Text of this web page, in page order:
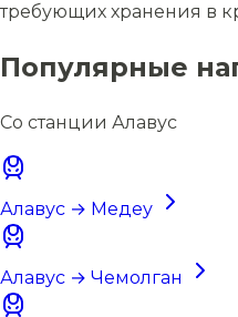
требующих хранения в
Популярные
Со станции Алавус
Алавус → Медеу
Алавус → Чемолган